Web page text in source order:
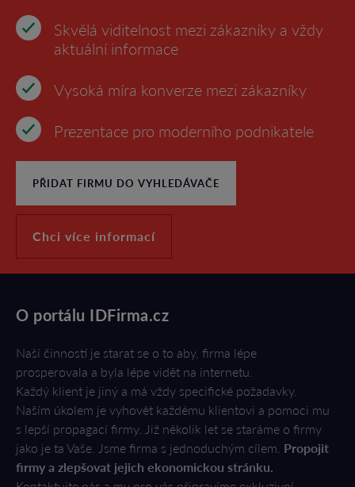
Skvělá viditelnost mezi zákazníky a vždy
aktuální informace
Vysoká míra konverze mezi zákazníky
Prezentace pro moderního podnikatele
PŘIDAT FIRMU DO VYHLEDÁVAČE
Chci více informací
O portálu IDFirma.cz
Naší činností je starat se o to aby, firma lépe
prosperovala a byla lépe vidět na internetu.
Každý klient je jiný a má vždy specifické požadavky.
Naším úkolem je vyhovět každému klientovi a pomoci mu
s lepší propagací firmy. Již několik let se staráme o firmy
jako je ta Vaše. Jsme firma s jednoduchým cílem. Propojit
firmy a zlepšovat jejich ekonomickou stránku.